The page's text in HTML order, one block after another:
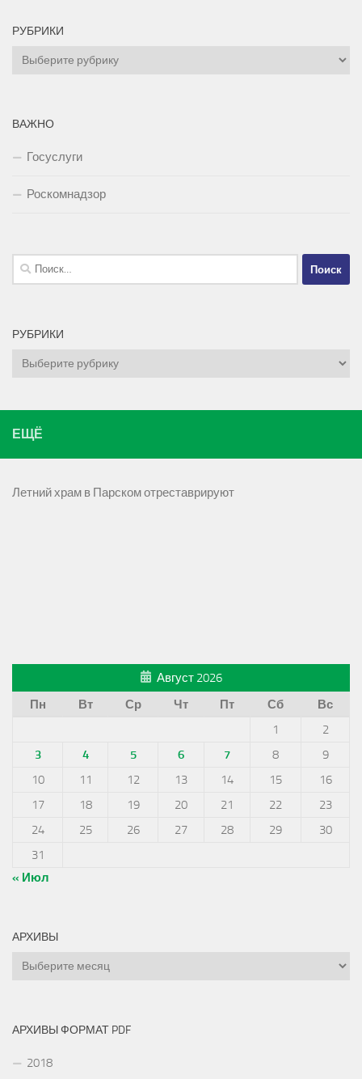
РУБРИКИ
Рубрики
ВАЖНО
Госуслуги
Роскомнадзор
Найти:
РУБРИКИ
Рубрики
ЕЩЁ
Летний храм в Парском отреставрируют
Август 2026
Пн
Вт Ср Чт Пт Сб
Вс
1
2
3
4 5 6 7 8
9
10
11 12 13 14 15
16
17
18 19 20 21 22
23
24
25 26 27 28 29
30
31
« Июл
АРХИВЫ
Архивы
АРХИВЫ ФОРМАТ PDF
2018